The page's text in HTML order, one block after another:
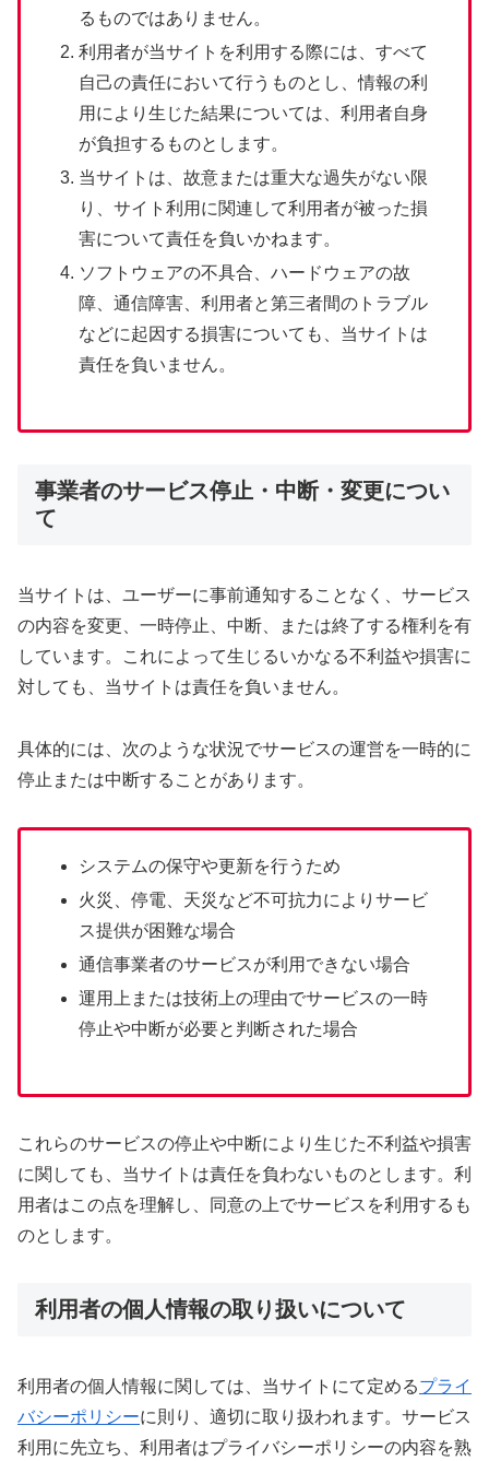
るものではありません。
利用者が当サイトを利用する際には、すべて
自己の責任において行うものとし、情報の利
用により生じた結果については、利用者自身
が負担するものとします。
当サイトは、故意または重大な過失がない限
り、サイト利用に関連して利用者が被った損
害について責任を負いかねます。
ソフトウェアの不具合、ハードウェアの故
障、通信障害、利用者と第三者間のトラブル
などに起因する損害についても、当サイトは
責任を負いません。
事業者のサービス停止・中断・変更につい
て
当サイトは、ユーザーに事前通知することなく、サービス
の内容を変更、一時停止、中断、または終了する権利を有
しています。これによって生じるいかなる不利益や損害に
対しても、当サイトは責任を負いません。
具体的には、次のような状況でサービスの運営を一時的に
停止または中断することがあります。
システムの保守や更新を行うため
火災、停電、天災など不可抗力によりサービ
ス提供が困難な場合
通信事業者のサービスが利用できない場合
運用上または技術上の理由でサービスの一時
停止や中断が必要と判断された場合
これらのサービスの停止や中断により生じた不利益や損害
に関しても、当サイトは責任を負わないものとします。利
用者はこの点を理解し、同意の上でサービスを利用するも
のとします。
利用者の個人情報の取り扱いについて
利用者の個人情報に関しては、当サイトにて定めるプライ
バシーポリシーに則り、適切に取り扱われます。サービス
利用に先立ち、利用者はプライバシーポリシーの内容を熟